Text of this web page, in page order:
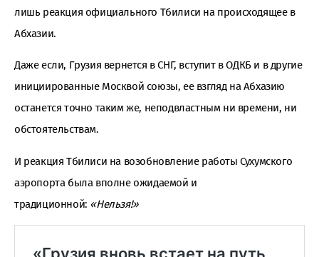
лишь реакция официального Тбилиси на происходящее в
Абхазии.
Даже если, Грузия вернется в СНГ, вступит в ОДКБ и в другие
инициированные Москвой союзы, ее взгляд на Абхазию
останется точно таким же, неподвластным ни времени, ни
обстоятельствам.
И реакция Тбилиси на возобновление работы Сухумского
аэропорта была вполне ожидаемой и
традиционной: «Нельзя!»